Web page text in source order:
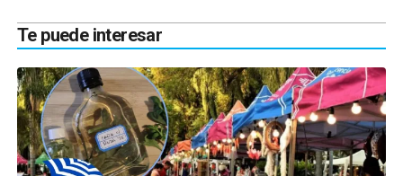
Te puede interesar